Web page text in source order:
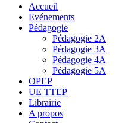
Accueil
Evénements
Pédagogie
Pédagogie 2A
Pédagogie 3A
Pédagogie 4A
Pédagogie 5A
OPEP
UE TTEP
Librairie
A propos